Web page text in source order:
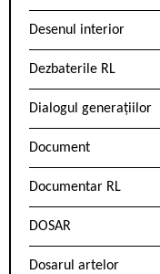
Desenul interior
Dezbaterile RL
Dialogul generațiilor
Document
Documentar RL
DOSAR
Dosarul artelor